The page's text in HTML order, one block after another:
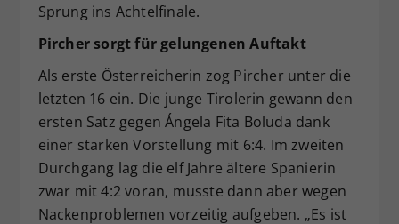
Sprung ins Achtelfinale.
Pircher sorgt für gelungenen Auftakt
Als erste Österreicherin zog Pircher unter die
letzten 16 ein. Die junge Tirolerin gewann den
ersten Satz gegen Ángela Fita Boluda dank
einer starken Vorstellung mit 6:4. Im zweiten
Durchgang lag die elf Jahre ältere Spanierin
zwar mit 4:2 voran, musste dann aber wegen
Nackenproblemen vorzeitig aufgeben. „Es ist
hat.